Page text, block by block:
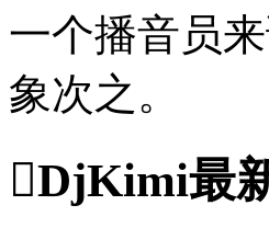
一个播音员
象次之。
DjKimi最